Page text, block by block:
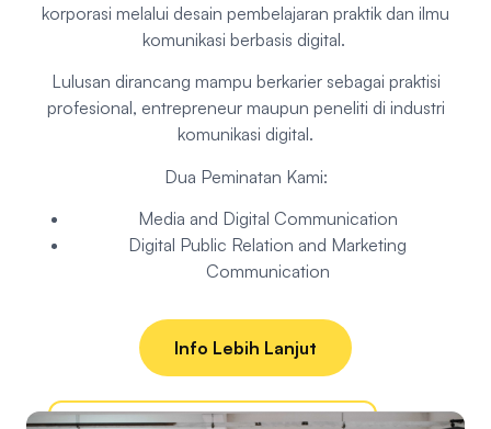
korporasi melalui desain pembelajaran praktik dan ilmu
komunikasi berbasis digital.
Lulusan dirancang mampu berkarier sebagai praktisi
profesional, entrepreneur maupun peneliti di industri
komunikasi digital.
Dua Peminatan Kami:
Media and Digital Communication
Digital Public Relation and Marketing
Communication
Info Lebih Lanjut